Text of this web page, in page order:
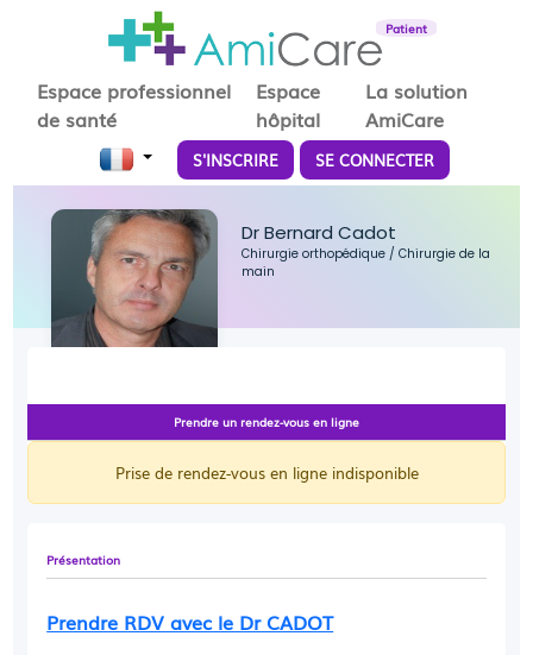
Patient
Espace professionnel
de santé
Espace
hôpital
La solution
AmiCare
S'INSCRIRE SE CONNECTER
Dr Bernard Cadot
Chirurgie orthopédique/Chirurgie de la
main
Présentation
Prendre RDV avec le Dr CADOT
Prendre un rendez-vous en ligne
Prise de rendez-vous en ligne indisponible